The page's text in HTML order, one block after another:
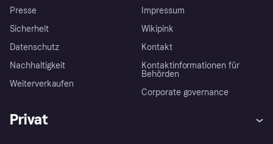
Presse
Sicherheit
Datenschutz
Nachhaltigkeit
Weiterverkaufen
Impressum
Wikipink
Kontakt
Kontaktinformationen für
Behörden
Corporate governance
Privat